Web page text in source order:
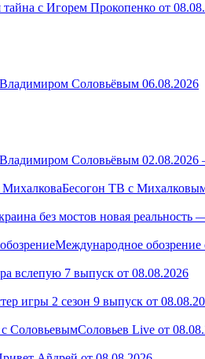
тайна с Игорем Прокопенко от
Соловьёвым 06.08.2026
Соловьёвым
Бесогон ТВ с
без мостов новая
Международное
вслепую 7 выпуск от 08.08.2026
игры 2 сезон 9 выпуск от
Соловьев Live от